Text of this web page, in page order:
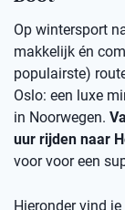
Op wintersport
makkelijk én
populairste)
Oslo: een luxe
in Noorwegen.
uur rijden naar
voor voor een
Hieronder vind